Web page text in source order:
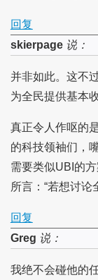
回复
skierpage说：
并非如此。这不
为全民提供基本
真正令人作呕的
的科技领袖们，
需要类似UBI的方
所言：“若想讨
回复
Greg 说：
我绝不会碰他的